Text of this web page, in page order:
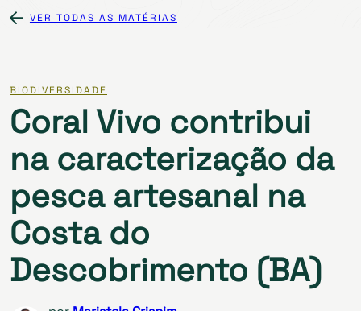
VER TODAS AS MATÉRIAS
BIODIVERSIDADE
Coral Vivo contribui
na caracterização da
pesca artesanal na
Costa do
Descobrimento (BA)